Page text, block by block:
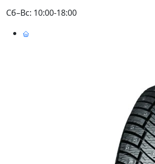
Сб–Вс: 10:00-18:00